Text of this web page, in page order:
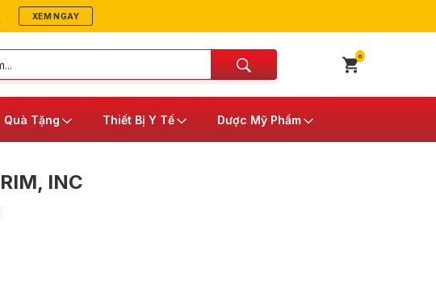
XEM NGAY
0
Quà Tặng Thiết Bị Y Tế Dược Mỹ Phẩm
INC